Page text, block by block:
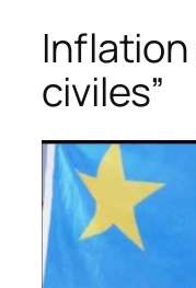
Inflation
civiles”